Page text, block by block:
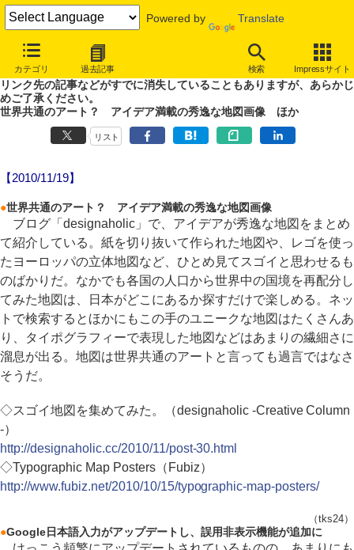
Powered by Translate
カテゴリ 過去記事 検索 Impressサイト
やじうまWatch
噂あり、未確認情報ありのやじうまWatch。
リンク先の記事などがすでに消失していることもありますが、あらかじ
めご了承ください。
世界共通のアート？ アイデア満載の秀逸な地図画像 ほか
リスト
【2010/11/19】
●世界共通のアート？ アイデア満載の秀逸な地図画像
ブログ「designaholic」で、アイデアが秀逸な地図をまとめ
て紹介している。紙を切り抜いて作られた地図や、レゴを使っ
たヨーロッパの立体地図など、ひとめ見てスゴイと思わせるも
のばかりだ。なかでも各国の人口から世界中の国境を再配分し
てみた地図は、日本がどこにあるか探すだけで楽しめる。ネッ
トで検索するとほかにもこの手のユニークな地図はたくさんあ
り、タイポグラフィーで表現した地図などはあまりの繊細さに
溜息が出る。地図は世界共通のアートと言っても過言ではなさ
そうだ。
◇スゴイ地図を集めてみた。（designaholic -Creative Column
-）
http://designaholic.cc/2010/11/post-30.html
◇Typographic Map Posters（Fubiz）
http://www.fubiz.net/2010/10/15/typographic-map-posters/
（tks24）
●Google日本語入力がアップデートし、誤用非表示機能が追加に